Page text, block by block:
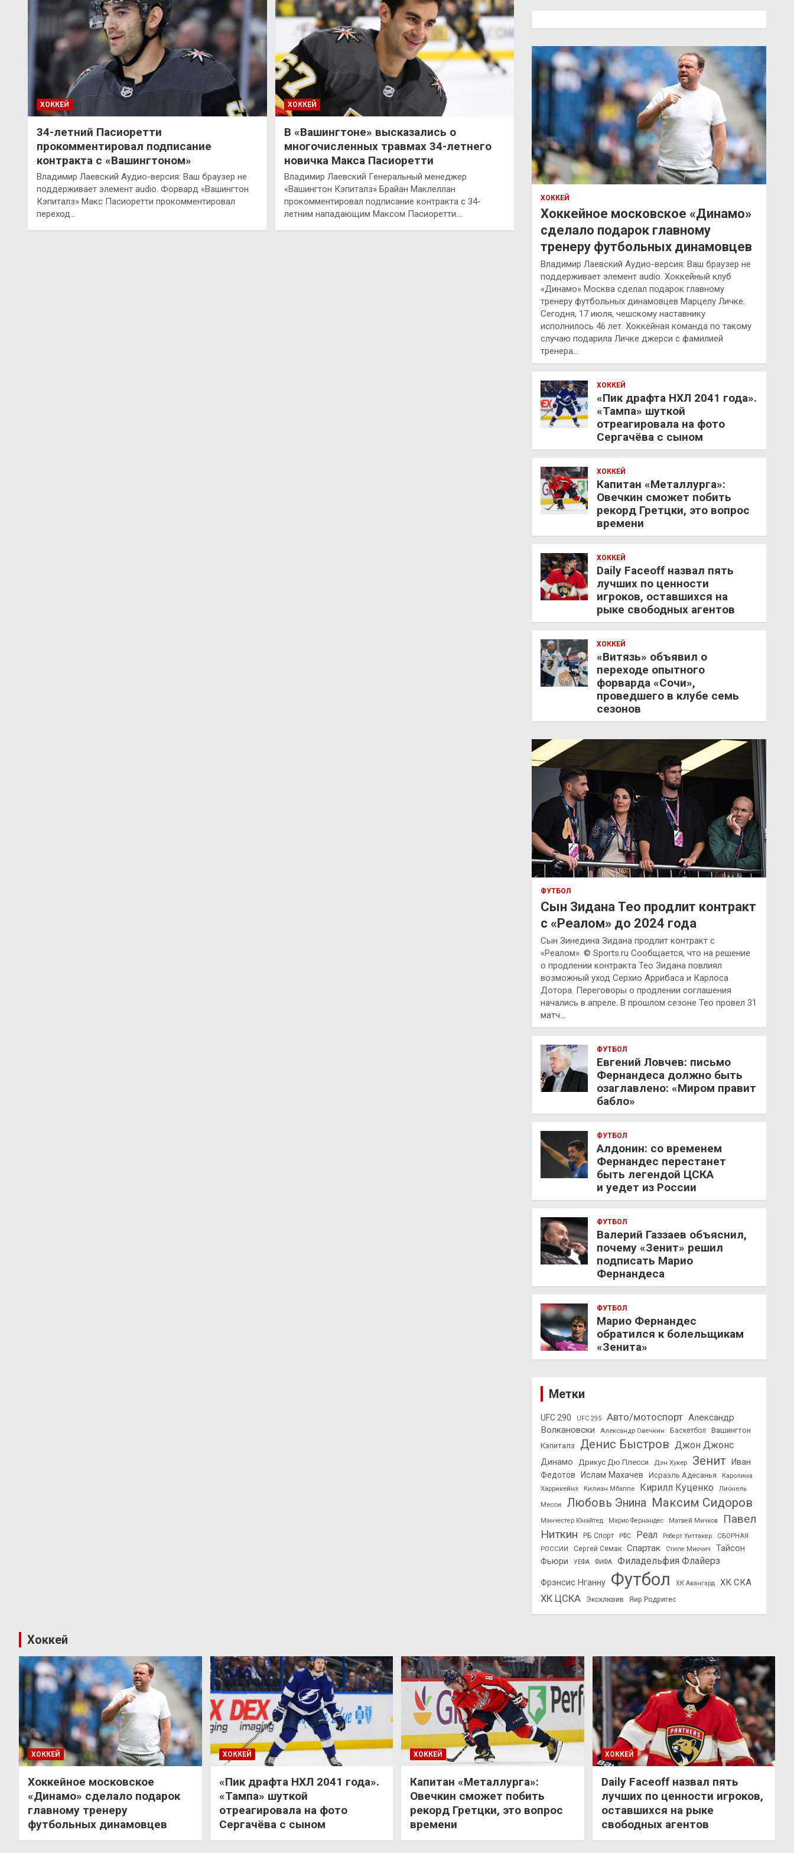
ХОККЕЙ
34-летний Пасиоретти
прокомментировал подписание
контракта с «Вашингтоном»
Владимир Лаевский Аудио-версия: Ваш браузер не
поддерживает элемент audio. Форвард «Вашингтон
Кэпиталз» Макс Пасиоретти прокомментировал
переход…
ХОККЕЙ
В «Вашингтоне» высказались о
многочисленных травмах 34-летнего
новичка Макса Пасиоретти
Владимир Лаевский Генеральный менеджер
«Вашингтон Кэпиталз» Брайан Маклеллан
прокомментировал подписание контракта с 34-
летним нападающим Максом Пасиоретти.…
ХОККЕЙ
Хоккейное московское «Динамо»
сделало подарок главному
тренеру футбольных динамовцев
Владимир Лаевский Аудио-версия: Ваш браузер не
поддерживает элемент audio. Хоккейный клуб
«Динамо» Москва сделал подарок главному
тренеру футбольных динамовцев Марцелу Личке.
Сегодня, 17 июля, чешскому наставнику
исполнилось 46 лет. Хоккейная команда по такому
случаю подарила Личке джерси с фамилией
тренера…
ХОККЕЙ
«Пик драфта НХЛ 2041 года».
«Тампа» шуткой
отреагировала на фото
Сергачёва с сыном
ХОККЕЙ
Капитан «Металлурга»:
Овечкин сможет побить
рекорд Гретцки, это вопрос
времени
ХОККЕЙ
Daily Faceoff назвал пять
лучших по ценности
игроков, оставшихся на
рыке свободных агентов
ХОККЕЙ
«Витязь» объявил о
переходе опытного
форварда «Сочи»,
проведшего в клубе семь
сезонов
ФУТБОЛ
Сын Зидана Тео продлит контракт
с «Реалом» до 2024 года
Сын Зинедина Зидана продлит контракт с
«Реалом». © Sports.ru Сообщается, что на решение
о продлении контракта Тео Зидана повлиял
возможный уход Серхио Аррибаса и Карлоса
Дотора. Переговоры о продлении соглашения
начались в апреле. В прошлом сезоне Тео провел 31
матч…
ФУТБОЛ
Евгений Ловчев: письмо
Фернандеса должно быть
озаглавлено: «Миром правит
бабло»
ФУТБОЛ
Алдонин: со временем
Фернандес перестанет
быть легендой ЦСКА
и уедет из России
ФУТБОЛ
Валерий Газзаев объяснил,
почему «Зенит» решил
подписать Марио
Фернандеса
ФУТБОЛ
Марио Фернандес
обратился к болельщикам
«Зенита»
Метки
UFC 290 UFC 295 Авто/мотоспорт Александр
Волкановски
Александр Овечкин Баскетбол
Вашингтон
Кэпиталз
Денис Быстров Джон Джонс
Динамо Дрикус Дю Плесси Дэн Хукер Зенит
Иван
Федотов
Ислам Махачев Исраэль Адесанья
Каролина
Харрикейнз
Килиан Мбаппе Кирилл Куценко
Лионель
Месси
Любовь Энина Максим Сидоров
Манчестер Юнайтед Марио Фернандес Матвей Мичков
Павел
Ниткин
РБ Спорт РФС Реал Роберт Уиттакер
СБОРНАЯ
РОССИИ
Сергей Семак Спартак Стипе Миочич
Тайсон
Фьюри
УЕФА ФИФА Филадельфия Флайерз
Фрэнсис Нганну Футбол ХК Авангард ХК СКА
ХК ЦСКА Эксклюзив Яир Родригес
Хоккей
ХОККЕЙ
Хоккейное московское
«Динамо» сделало подарок
главному тренеру
футбольных динамовцев
ХОККЕЙ
«Пик драфта НХЛ 2041 года».
«Тампа» шуткой
отреагировала на фото
Сергачёва с сыном
ХОККЕЙ
Капитан «Металлурга»:
Овечкин сможет побить
рекорд Гретцки, это вопрос
времени
ХОККЕЙ
Daily Faceoff назвал пять
лучших по ценности игроков,
оставшихся на рыке
свободных агентов